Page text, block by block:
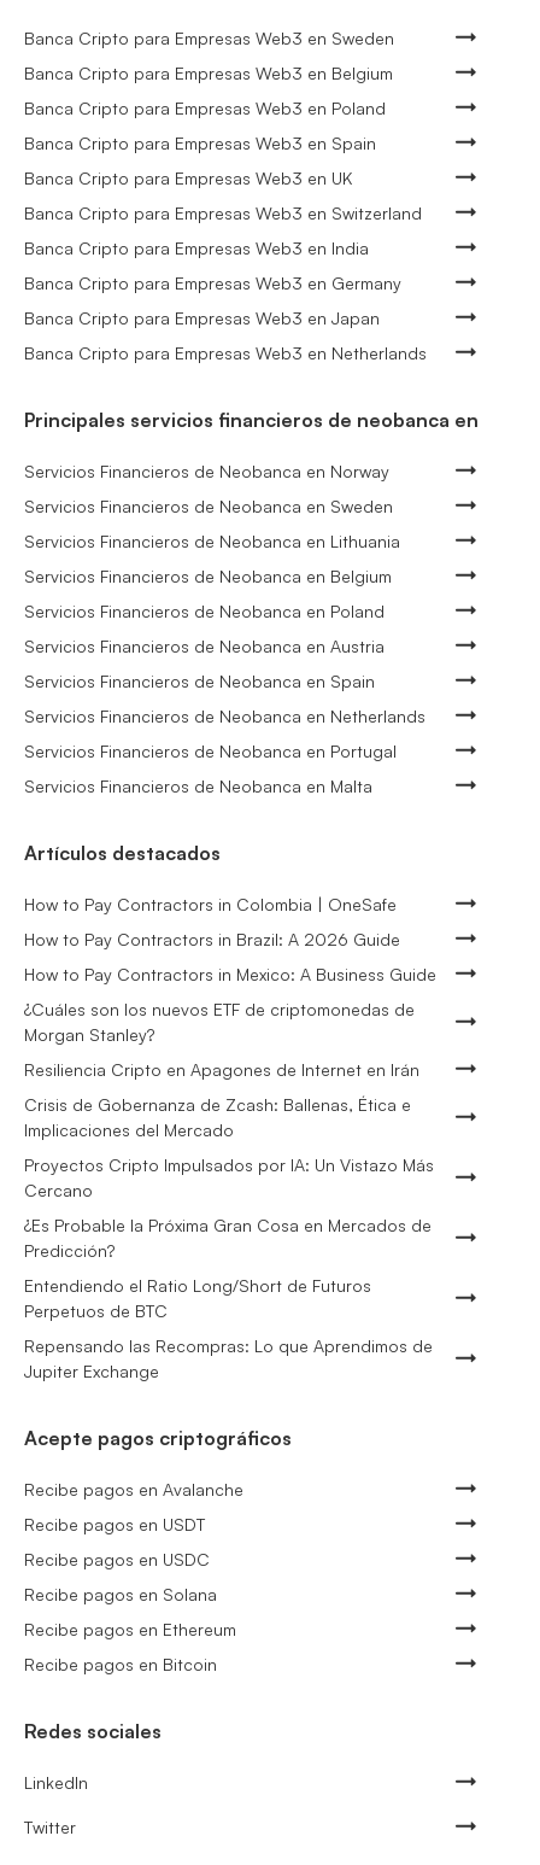
Banca Cripto para Empresas Web3 en Sweden
Banca Cripto para Empresas Web3 en Belgium
Banca Cripto para Empresas Web3 en Poland
Banca Cripto para Empresas Web3 en Spain
Banca Cripto para Empresas Web3 en UK
Banca Cripto para Empresas Web3 en Switzerland
Banca Cripto para Empresas Web3 en India
Banca Cripto para Empresas Web3 en Germany
Banca Cripto para Empresas Web3 en Japan
Banca Cripto para Empresas Web3 en Netherlands
Principales servicios financieros de neobanca en
Servicios Financieros de Neobanca en Norway
Servicios Financieros de Neobanca en Sweden
Servicios Financieros de Neobanca en Lithuania
Servicios Financieros de Neobanca en Belgium
Servicios Financieros de Neobanca en Poland
Servicios Financieros de Neobanca en Austria
Servicios Financieros de Neobanca en Spain
Servicios Financieros de Neobanca en Netherlands
Servicios Financieros de Neobanca en Portugal
Servicios Financieros de Neobanca en Malta
Artículos destacados
How to Pay Contractors in Colombia | OneSafe
How to Pay Contractors in Brazil: A 2026 Guide
How to Pay Contractors in Mexico: A Business Guide
¿Cuáles son los nuevos ETF de criptomonedas de
Morgan Stanley?
Resiliencia Cripto en Apagones de Internet en Irán
Crisis de Gobernanza de Zcash: Ballenas, Ética e
Implicaciones del Mercado
Proyectos Cripto Impulsados por IA: Un Vistazo Más
Cercano
¿Es Probable la Próxima Gran Cosa en Mercados de
Predicción?
Entendiendo el Ratio Long/Short de Futuros
Perpetuos de BTC
Repensando las Recompras: Lo que Aprendimos de
Jupiter Exchange
Acepte pagos criptográficos
Recibe pagos en Avalanche
Recibe pagos en USDT
Recibe pagos en USDC
Recibe pagos en Solana
Recibe pagos en Ethereum
Recibe pagos en Bitcoin
Redes sociales
LinkedIn
Twitter